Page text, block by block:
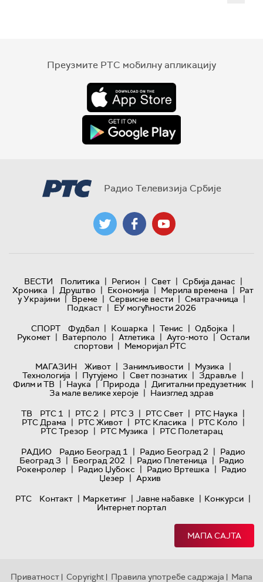
Преузмите РТС мобилну апликацију
Радио Телевизија Србије
ВЕСТИ Политика | Регион | Свет | Србија данас |
Хроника | Друштво | Економија | Мерила времена | Рат
у Украјини | Време | Сервисне вести | Сматрачница |
Подкаст | ЕУ могућности 2026
СПОРТ
Фудбал | Кошарка | Тенис | Одбојка |
Рукомет | Ватерполо | Атлетика | Ауто-мото | Остали
спортови | Меморијал РТС
МАГАЗИН
Живот | Занимљивости | Музика |
Технологијa | Путујемо | Свет познатих | Здравље |
Филм и ТВ | Наука | Природа | Дигитални предузетник |
За мале велике хероје | Наизглед здрав
ТВ
РТС 1 | РТС 2 | РТС 3 | РТС Свет | РТС Наука |
РТС Драма | РТС Живот | РТС Класика | РТС Коло |
РТС Трезор | РТС Музика | РТС Полетарац
РАДИО
Радио Београд 1 | Радио Београд 2 | Радио
Београд 3 | Београд 202 | Радио Плетеница | Радио
Рокенролер | Радио Џубокс | Радио Вртешка | Радио
Џезер | Архив
РТС
Контакт | Маркетинг | Јавне набавке | Конкурси |
Интернет портал
МАПА САЈТА
Приватност | Copyright | Правила употребе садржаја | Мапа